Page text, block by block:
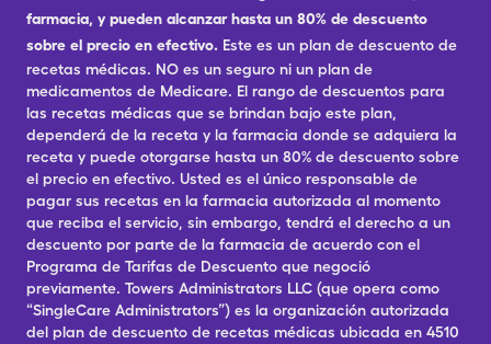
farmacia, y pueden alcanzar hasta un 80% de descuento
sobre el precio en efectivo. Este es un plan de descuento de
recetas médicas. NO es un seguro ni un plan de
medicamentos de Medicare. El rango de descuentos para
las recetas médicas que se brindan bajo este plan,
dependerá de la receta y la farmacia donde se adquiera la
receta y puede otorgarse hasta un 80% de descuento sobre
el precio en efectivo. Usted es el único responsable de
pagar sus recetas en la farmacia autorizada al momento
que reciba el servicio, sin embargo, tendrá el derecho a un
descuento por parte de la farmacia de acuerdo con el
Programa de Tarifas de Descuento que negoció
previamente. Towers Administrators LLC (que opera como
“SingleCare Administrators”) es la organización autorizada
del plan de descuento de recetas médicas ubicada en 4510